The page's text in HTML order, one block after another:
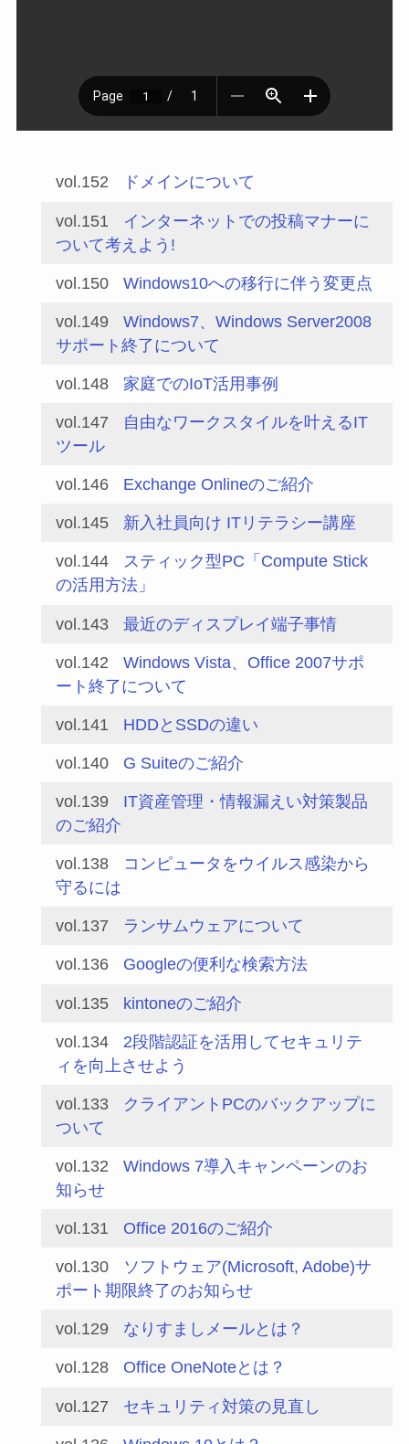
vol.152 ドメインについて
vol.151
インターネットでの投稿マナーに
ついて考えよう!
vol.150 Windows10への移行に伴う変更点
vol.149
Windows7、Windows Server2008
サポート終了について
vol.148 家庭でのIoT活用事例
vol.147
自由なワークスタイルを叶えるIT
ツール
vol.146 Exchange Onlineのご紹介
vol.145 新入社員向け ITリテラシー講座
vol.144
スティック型PC「Compute Stick
の活用方法」
vol.143 最近のディスプレイ端子事情
vol.142
Windows Vista、Office 2007サポ
ート終了について
vol.141 HDDとSSDの違い
vol.140 G Suiteのご紹介
vol.139
IT資産管理・情報漏えい対策製品
のご紹介
vol.138
コンピュータをウイルス感染から
守るには
vol.137 ランサムウェアについて
vol.136 Googleの便利な検索方法
vol.135 kintoneのご紹介
vol.134
2段階認証を活用してセキュリテ
ィを向上させよう
vol.133
クライアントPCのバックアップに
ついて
vol.132
Windows 7導入キャンペーンのお
知らせ
vol.131 Office 2016のご紹介
vol.130
ソフトウェア(Microsoft, Adobe)サ
ポート期限終了のお知らせ
vol.129 なりすましメールとは？
vol.128 Office OneNoteとは？
vol.127 セキュリティ対策の見直し